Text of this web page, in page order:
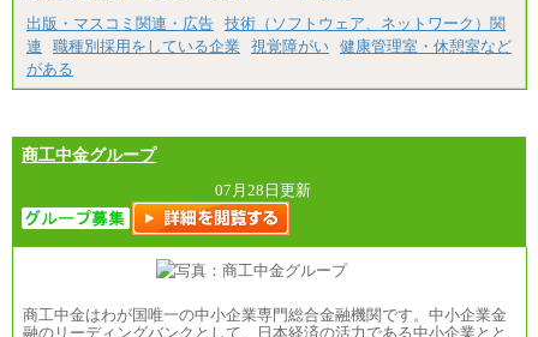
出版・マスコミ関連・広告 技術（ソフトウェア、ネットワーク）関
連
職種別採用をしている企業 視覚障がい 健康管理室・休憩室など
がある
商工中金グループ
07月28日更新
商工中金はわが国唯一の中小企業専門総合金融機関です。中小企業金
融のリーディングバンクとして、日本経済の活力である中小企業とと